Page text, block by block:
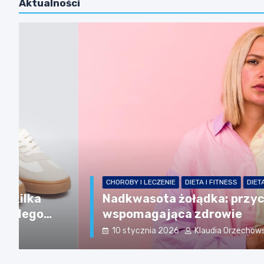
Aktualności
CHOROBY I LECZENIE DIETA I FITNESS DIETA I ODŻYWIANIE
Nadkwasota żołądka: przyczyny,
wspomagająca zdrowie
10 stycznia 2026 Klaudia Orzechowska